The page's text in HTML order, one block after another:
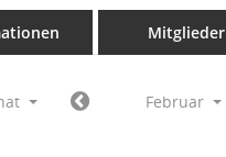
Mitglieder
Februar